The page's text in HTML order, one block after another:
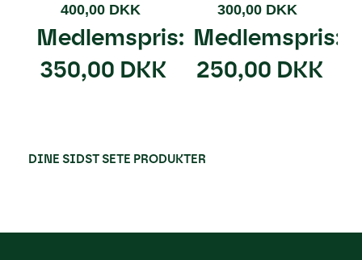
400,00 DKK
Medlemspris:
350,00 DKK
300,00 DKK
Medlemspris:
250,00 DKK
DINE SIDST SETE PRODUKTER